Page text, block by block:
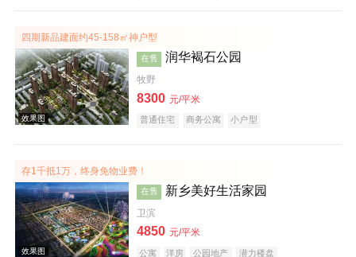
效果图
效果图
四期新品建面约45-158㎡神户型
在售 润华褐石公园
牧野
8300 元/平米
普通住宅 商务公寓 小户型
存1千抵1万，终身免物业费！
在售 新乡美好生活家园
卫滨
4850 元/平米
公寓 洋房 公园地产
潜力楼盘